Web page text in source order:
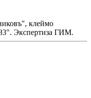
клеймо
Экспертиза ГИМ.